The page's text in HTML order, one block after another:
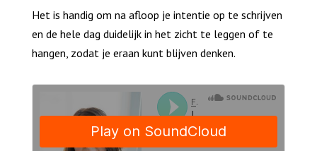
Het is handig om na afloop je intentie op te schrijven
en de hele dag duidelijk in het zicht te leggen of te
hangen, zodat je eraan kunt blijven denken.